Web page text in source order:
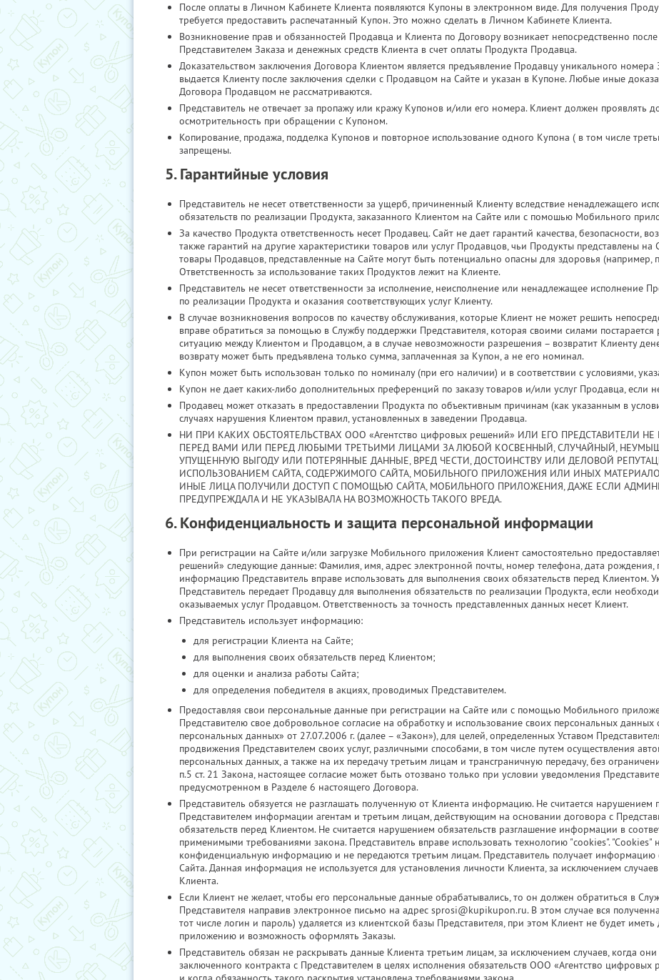
После оплаты в Личном Кабинете Клиента появляются Купоны в электронном виде. Для получения
требуется предоставить распечатанный Купон. Это можно сделать в Личном Кабинете Клиента.
Возникновение прав и обязанностей Продавца и Клиента по Договору возникает непосредственно
Представителем Заказа и денежных средств Клиента в счет оплаты Продукта Продавца.
Доказательством заключения Договора Клиентом является предъявление Продавцу уникального номера
выдается Клиенту после заключения сделки с Продавцом на Сайте и указан в Купоне. Любые иные
Договора Продавцом не рассматриваются.
Представитель не отвечает за пропажу или кражу Купонов и/или его номера. Клиент должен проявлять
осмотрительность при обращении с Купоном.
Копирование, продажа, подделка Купонов и повторное использование одного Купона ( в том числе
запрещены.
5. Гарантийные условия
Представитель не несет ответственности за ущерб, причиненный Клиенту вследствие ненадлежащего
обязательств по реализации Продукта, заказанного Клиентом на Сайте или с помошью Мобильного
За качество Продукта ответственность несет Продавец. Сайт не дает гарантий качества, безопасности,
также гарантий на другие характеристики товаров или услуг Продавцов, чьи Продукты представлены на
товары Продавцов, представленные на Сайте могут быть потенциально опасны для здоровья
Ответственность за использование таких Продуктов лежит на Клиенте.
Представитель не несет ответственности за исполнение, неисполнение или ненадлежащее исполнение
по реализации Продукта и оказания соответствующих услуг Клиенту.
В случае возникновения вопросов по качеству обслуживания, которые Клиент не может решить
вправе обратиться за помощью в Службу поддержки Представителя, которая своими силами
ситуацию между Клиентом и Продавцом, а в случае невозможности разрешения – возвратит Клиенту
возврату может быть предъявлена только сумма, заплаченная за Купон, а не его номинал.
Купон может быть использован только по номиналу (при его наличии) и в соответствии с условиями,
Купон не дает каких-либо дополнительных преференций по заказу товаров и/или услуг Продавца, если
Продавец может отказать в предоставлении Продукта по объективным причинам (как указанным в
случаях нарушения Клиентом правил, установленных в заведении Продавца.
НИ ПРИ КАКИХ ОБСТОЯТЕЛЬСТВАХ ООО «Агентство цифровых решений» ИЛИ ЕГО ПРЕДСТАВИТЕЛИ НЕ
ПЕРЕД ВАМИ ИЛИ ПЕРЕД ЛЮБЫМИ ТРЕТЬИМИ ЛИЦАМИ ЗА ЛЮБОЙ КОСВЕННЫЙ, СЛУЧАЙНЫЙ,
УПУЩЕННУЮ ВЫГОДУ ИЛИ ПОТЕРЯННЫЕ ДАННЫЕ, ВРЕД ЧЕСТИ, ДОСТОИНСТВУ ИЛИ ДЕЛОВОЙ
ИСПОЛЬЗОВАНИЕМ САЙТА, СОДЕРЖИМОГО САЙТА, МОБИЛЬНОГО ПРИЛОЖЕНИЯ ИЛИ ИНЫХ
ИНЫЕ ЛИЦА ПОЛУЧИЛИ ДОСТУП С ПОМОЩЬЮ САЙТА, МОБИЛЬНОГО ПРИЛОЖЕНИЯ, ДАЖЕ ЕСЛИ
ПРЕДУПРЕЖДАЛА И НЕ УКАЗЫВАЛА НА ВОЗМОЖНОСТЬ ТАКОГО ВРЕДА.
6. Конфиденциальность и защита персональной информации
При регистрации на Сайте и/или загрузке Мобильного приложения Клиент самостоятельно
решений» следующие данные: Фамилия, имя, адрес электронной почты, номер телефона, дата
информацию Представитель вправе использовать для выполнения своих обязательств перед Клиентом.
Представитель передает Продавцу для выполнения обязательств по реализации Продукта, если
оказываемых услуг Продавцом. Ответственность за точность представленных данных несет Клиент.
Представитель использует информацию:
для регистрации Клиента на Сайте;
для выполнения своих обязательств перед Клиентом;
для оценки и анализа работы Сайта;
для определения победителя в акциях, проводимых Представителем.
Предоставляя свои персональные данные при регистрации на Сайте или с помощью Мобильного
Представителю свое добровольное согласие на обработку и использование своих персональных данных
персональных данных» от 27.07.2006 г. (далее – «Закон»), для целей, определенных Уставом
продвижения Представителем своих услуг, различными способами, в том числе путем осуществления
персональных данных, а также на их передачу третьим лицам и трансграничную передачу, без
п.5 ст. 21 Закона, настоящее согласие может быть отозвано только при условии уведомления
предусмотренном в Разделе 6 настоящего Договора.
Представитель обязуется не разглашать полученную от Клиента информацию. Не считается нарушением
Представителем информации агентам и третьим лицам, действующим на основании договора с
обязательств перед Клиентом. Не считается нарушением обязательств разглашение информации в
применимыми требованиями закона. Представитель вправе использовать технологию "cookies". "Cookies"
конфиденциальную информацию и не передаются третьим лицам. Представитель получает информацию
Сайта. Данная информация не используется для установления личности Клиента, за исключением
Клиента.
Если Клиент не желает, чтобы его персональные данные обрабатывались, то он должен обратиться в
Представителя направив электронное письмо на адрес sprosi@kupikupon.ru. В этом случае вся
тот числе логин и пароль) удаляется из клиентской базы Представителя, при этом Клиент не будет
приложению и возможность оформлять Заказы.
Представитель обязан не раскрывать данные Клиента третьим лицам, за исключением случаев, когда
заключенного контракта с Представителем в целях исполнения обязательств ООО «Агентство